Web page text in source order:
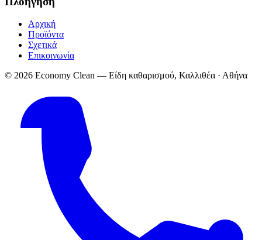
Αρχική
Προϊόντα
Σχετικά
Επικοινωνία
© 2026 Economy Clean — Είδη καθαρισμού, Καλλιθέα · Αθήνα